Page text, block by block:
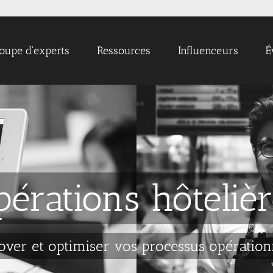
d'experts Ressources Influenceurs
et optimiser vos processus